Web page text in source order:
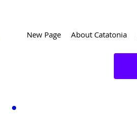
New Page About Catatonia